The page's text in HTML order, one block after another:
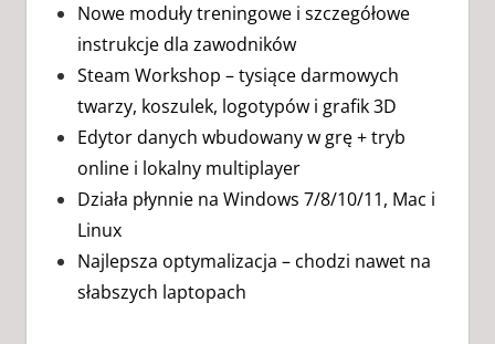
Nowe moduły treningowe i szczegółowe
instrukcje dla zawodników
Steam Workshop – tysiące darmowych
twarzy, koszulek, logotypów i grafik 3D
Edytor danych wbudowany w grę + tryb
online i lokalny multiplayer
Działa płynnie na Windows 7/8/10/11, Mac i
Linux
Najlepsza optymalizacja – chodzi nawet na
słabszych laptopach